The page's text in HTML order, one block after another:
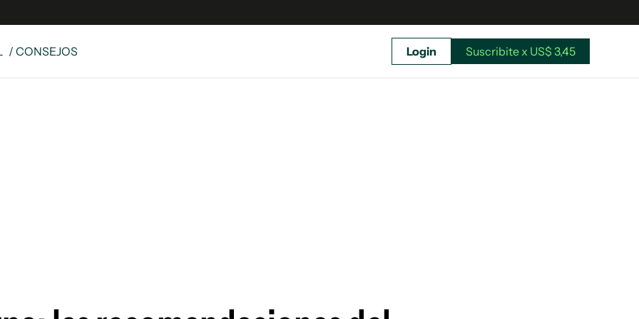
/ CONSEJOS Login Suscribite x US$ 3,45